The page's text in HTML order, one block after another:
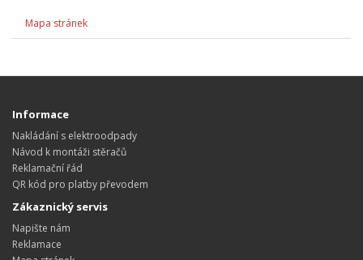
Mapa stránek
Informace
Nakládání s elektroodpady
Návod k montáži stěračů
Reklamační řád
QR kód pro platby převodem
Zákaznický servis
Napište nám
Reklamace